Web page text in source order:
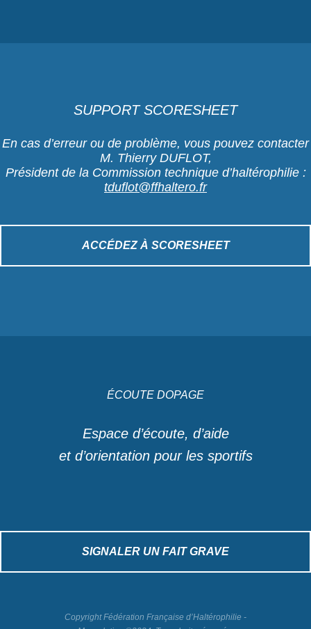
SUPPORT SCORESHEET
En cas d’erreur ou de problème, vous pouvez contacter
M. Thierry DUFLOT,
Président de la Commission technique d’haltérophilie :
tduflot@ffhaltero.fr
ACCÉDEZ À SCORESHEET
ÉCOUTE DOPAGE
Espace d’écoute, d’aide
et d’orientation pour les sportifs
SIGNALER UN FAIT GRAVE
Copyright Fédération Française d’Haltérophilie -